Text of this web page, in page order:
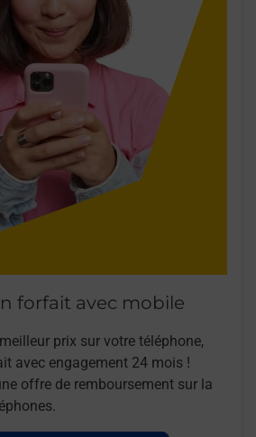
forfait avec mobile
prix sur votre téléphone,
avec engagement 24 mois !
offre de remboursement sur la